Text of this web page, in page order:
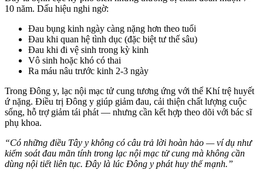
10 năm. Dấu hiệu nghi ngờ:
Đau bụng kinh ngày càng nặng hơn theo tuổi
Đau khi quan hệ tình dục (đặc biệt tư thế sâu)
Đau khi đi vệ sinh trong kỳ kinh
Vô sinh hoặc khó có thai
Ra máu nâu trước kinh 2-3 ngày
Trong Đông y, lạc nội mạc tử cung tương ứng với thể Khí trệ huyết
ứ nặng. Điều trị Đông y giúp giảm đau, cải thiện chất lượng cuộc
sống, hỗ trợ giảm tái phát — nhưng cần kết hợp theo dõi với bác sĩ
phụ khoa.
“Có những điều Tây y không có câu trả lời hoàn hảo — ví dụ như
kiểm soát đau mãn tính trong lạc nội mạc tử cung mà không cần
dùng nội tiết liên tục. Đây là lúc Đông y phát huy thế mạnh.”